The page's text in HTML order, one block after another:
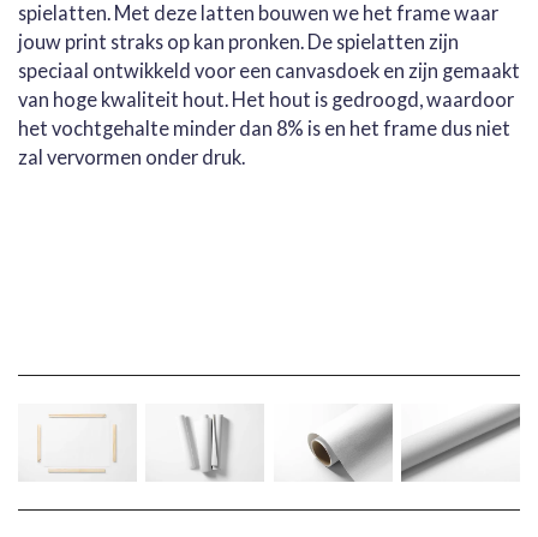
spielatten. Met deze latten bouwen we het frame waar
jouw print straks op kan pronken. De spielatten zijn
speciaal ontwikkeld voor een canvasdoek en zijn gemaakt
van hoge kwaliteit hout. Het hout is gedroogd, waardoor
het vochtgehalte minder dan 8% is en het frame dus niet
zal vervormen onder druk.